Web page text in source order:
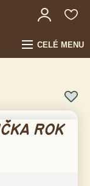
CELÉ MENU
ROK